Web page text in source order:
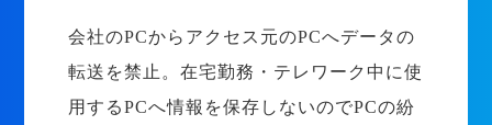
会社のPCからアクセス元のPCへデータの
転送を禁止。在宅勤務・テレワーク中に使
用するPCへ情報を保存しないのでPCの紛